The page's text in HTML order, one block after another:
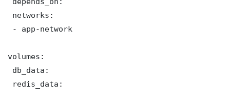
networks:
- app-network
volumes:
db_data:
redis_data: